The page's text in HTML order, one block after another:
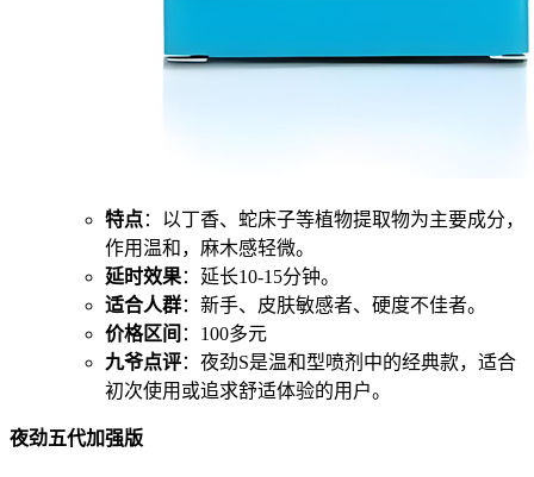
特点：以丁香、蛇床子等植物提取物为主要成分，
作用温和，麻木感轻微。
延时效果：延长10-15分钟。
适合人群：新手、皮肤敏感者、硬度不佳者。
价格区间 ：100多元
九爷点评：夜劲S是温和型喷剂中的经典款，适合
初次使用或追求舒适体验的用户。
夜劲五代加强版